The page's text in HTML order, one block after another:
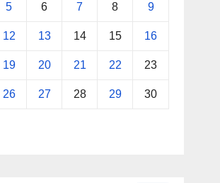
5 6 7 8 9
12 13 14 15 16
19 20 21 22 23
26 27 28 29 30